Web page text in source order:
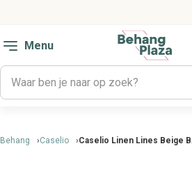
Menu
Behang Caselio Caselio Linen Lines Beige